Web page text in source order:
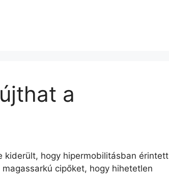
a
kiderült, hogy hipermobilitásban érintett
cipőket, hogy hihetetlen